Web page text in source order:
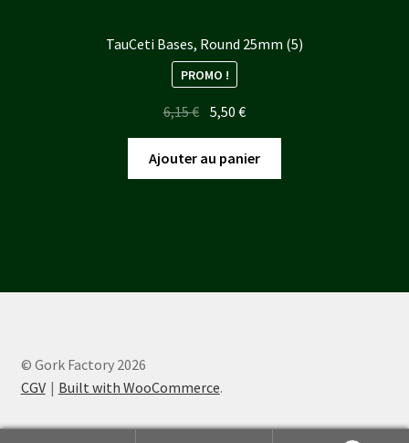
TauCeti Bases, Round 25mm (5)
PROMO !
6,15€ Le
prix
initial
était :
5,50€Le
prix
actuel
est :
Ajouter au panier
© Gork Factory 2026
CGV
Built with WooCommerce.